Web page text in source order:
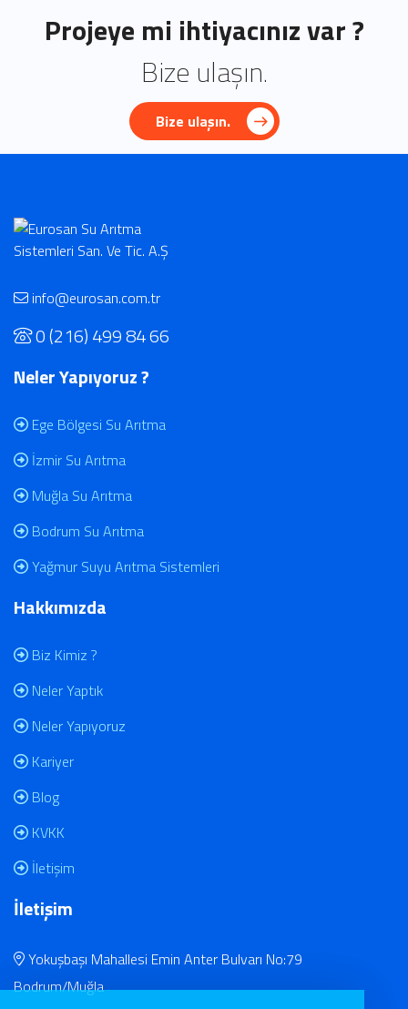
Projeye mi ihtiyacınız var ?
Bize ulaşın.
Bize ulaşın.
info@eurosan.com.tr
0 (216) 499 84 66
Neler Yapıyoruz ?
Ege Bölgesi Su Arıtma
İzmir Su Arıtma
Muğla Su Arıtma
Bodrum Su Arıtma
Yağmur Suyu Arıtma Sistemleri
Hakkımızda
Biz Kimiz ?
Neler Yaptık
Neler Yapıyoruz
Kariyer
Blog
KVKK
İletişim
İletişim
Yokuşbaşı Mahallesi Emin Anter Bulvarı No:79
Bodrum/Muğla